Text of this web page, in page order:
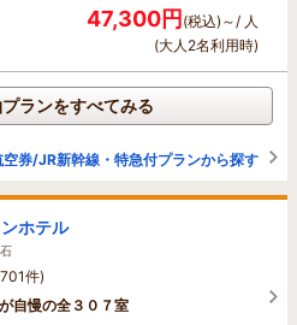
47,300円(税込)～/ 人
(大人2名利用時)
ランをすべてみる
空券/JR新幹線・特急付プランから探す
ホテル
件)
自慢の全３０７室